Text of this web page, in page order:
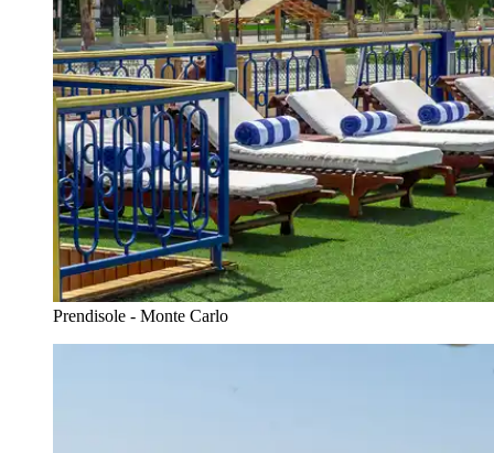
Prendisole - Monte Carlo